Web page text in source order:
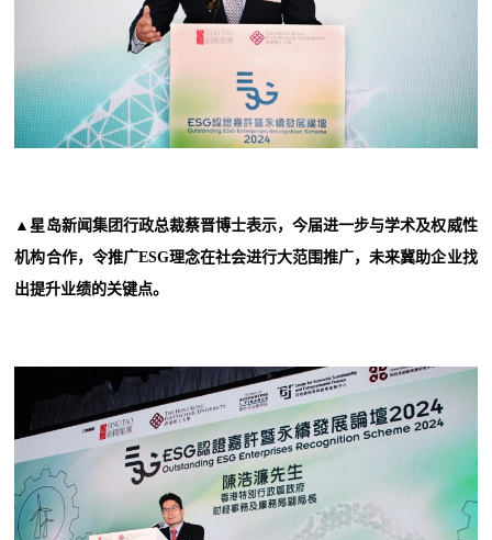
▲星岛新闻集团行政总裁蔡晋博士表示，今届进一步与学术及权威性
机构合作，令推广ESG理念在社会进行大范围推广，未来冀助企业找
出提升业绩的关键点。